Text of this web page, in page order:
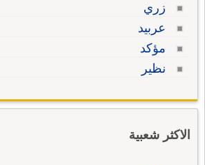
زري
عربيد
مؤكد
نظير
الاكثر شعبية